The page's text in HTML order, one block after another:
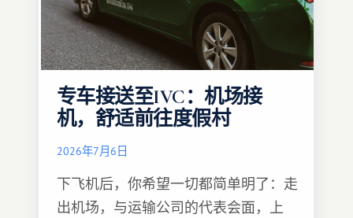
专车接送至IVC：机场接
机，舒适前往度假村
2026年7月6日
下飞机后，你希望一切都简单明了：走
出机场，与运输公司的代表会面，上